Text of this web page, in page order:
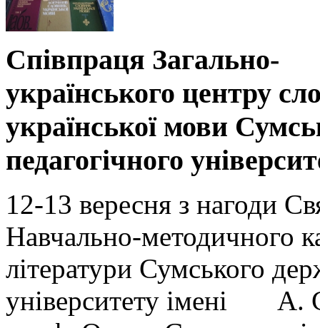
Співпраця Загально-
українського центру
української мови
педагогічного
12-13 вересня з нагоди
Навчально-методичного
літератури Сумського
університету імені А.